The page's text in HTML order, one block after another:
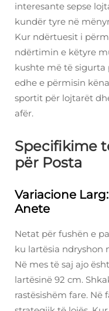
interesante sepse
kundër tyre në
Kur ndërtuesit i
ndërtimin e këtyre
kushte më të sigurta
edhe e përmisin
sportit për lojtarët
afër.
Specifikime
për Posta
Variacione
Anete
Netat për fushën e
ku lartësia ndryshon
Në mes të saj ajo
lartësinë 92 cm.
rastësishëm fare.